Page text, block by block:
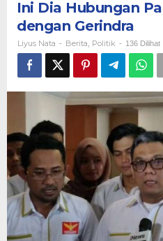
Gerindra
Ini Dia Hubungan
dengan Gerindra
Liyus Nata - Berita Politik - 136 Dilihat